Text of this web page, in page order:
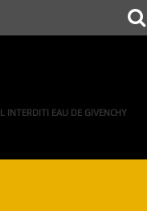
L INTERDITI EAU DE GIVENCHY